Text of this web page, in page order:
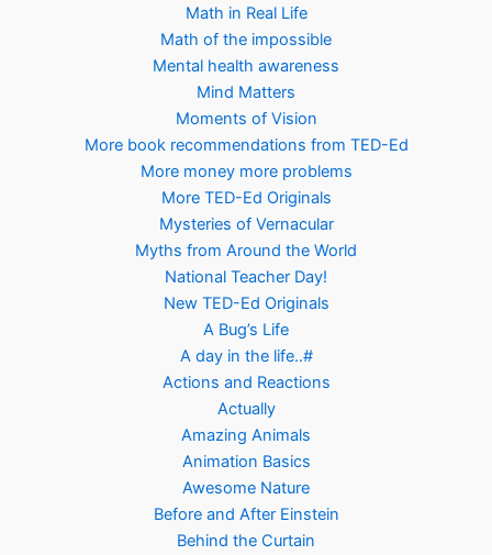
Math in Real Life
Math of the impossible
Mental health awareness
Mind Matters
Moments of Vision
More book recommendations from TED-Ed
More money more problems
More TED-Ed Originals
Mysteries of Vernacular
Myths from Around the World
National Teacher Day!
New TED-Ed Originals
A Bug’s Life
A day in the life..#
Actions and Reactions
Actually
Amazing Animals
Animation Basics
Awesome Nature
Before and After Einstein
Behind the Curtain